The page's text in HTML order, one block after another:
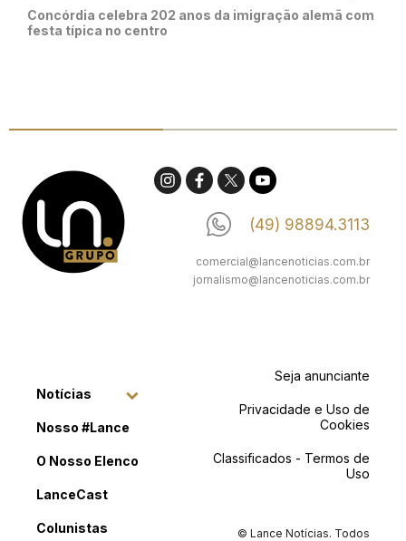
Concórdia celebra 202 anos da imigração alemã com
festa típica no centro
(49) 98894.3113
comercial@lancenoticias.com.br
jornalismo@lancenoticias.com.br
Notícias
Nosso #Lance
O Nosso Elenco
LanceCast
Colunistas
Seja anunciante
Privacidade e Uso de
Cookies
Classificados - Termos de
Uso
© Lance Notícias. Todos